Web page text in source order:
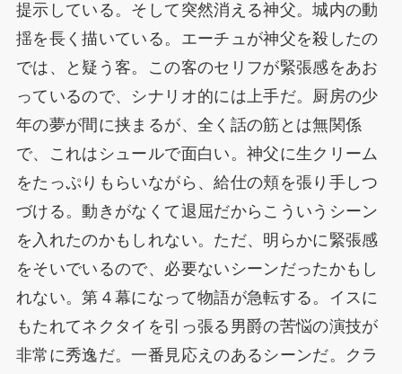
提示している。そして突然消える神父。城内の動
揺を長く描いている。エーチュが神父を殺したの
では、と疑う客。この客のセリフが緊張感をあお
っているので、シナリオ的には上手だ。厨房の少
年の夢が間に挟まるが、全く話の筋とは無関係
で、これはシュールで面白い。神父に生クリーム
をたっぷりもらいながら、給仕の頬を張り手しつ
づける。動きがなくて退屈だからこういうシーン
を入れたのかもしれない。ただ、明らかに緊張感
をそいでいるので、必要ないシーンだったかもし
れない。第４幕になって物語が急転する。イスに
もたれてネクタイを引っ張る男爵の苦悩の演技が
非常に秀逸だ。一番見応えのあるシーンだ。クラ